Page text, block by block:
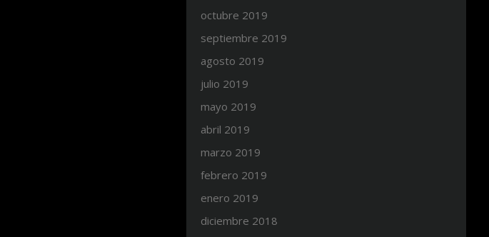
octubre 2019
septiembre 2019
agosto 2019
julio 2019
mayo 2019
abril 2019
marzo 2019
febrero 2019
enero 2019
diciembre 2018